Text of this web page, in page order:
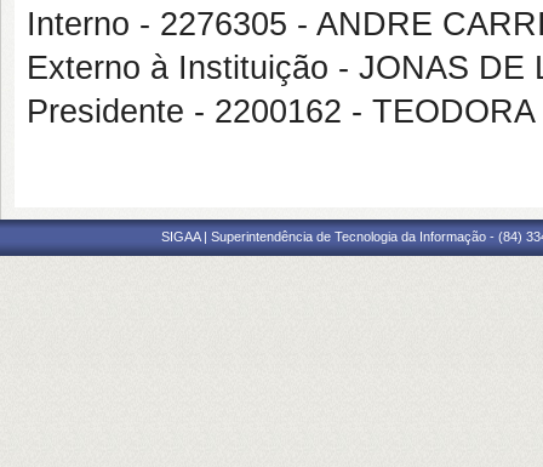
Interno - 2276305 - ANDRE
Externo à Instituição - JONAS DE
Presidente - 2200162 -
SIGAA | Superintendência de Tecnologia da Informação - (84)